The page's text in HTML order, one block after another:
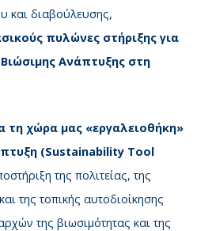
και διαβούλευσης,
πυλώνες στήριξης για
Ανάπτυξης στη
τη χώρα μας «εργαλειοθήκη»
(Sustainability Tool
της πολιτείας, της
της τοπικής αυτοδιοίκησης
της βιωσιμότητας και της